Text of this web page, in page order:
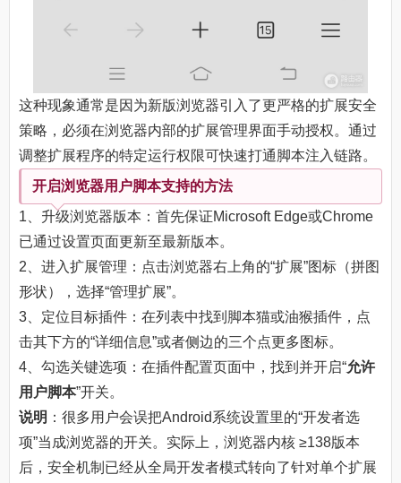
这种现象通常是因为新版浏览器引入了更严格的扩展安全
策略，必须在浏览器内部的扩展管理界面手动授权。通过
调整扩展程序的特定运行权限可快速打通脚本注入链路。
开启浏览器用户脚本支持的方法
1、升级浏览器版本：首先保证Microsoft Edge或Chrome
已通过设置页面更新至最新版本。
2、进入扩展管理：点击浏览器右上角的“扩展”图标（拼图
形状），选择“管理扩展”。
3、定位目标插件：在列表中找到脚本猫或油猴插件，点
击其下方的“详细信息”或者侧边的三个点更多图标。
4、勾选关键选项：在插件配置页面中，找到并开启“允许
用户脚本”开关。
说明 ：很多用户会误把Android系统设置里的“开发者选
项”当成浏览器的开关。实际上，浏览器内核 ≥138版本
后，安全机制已经从全局开发者模式转向了针对单个扩展